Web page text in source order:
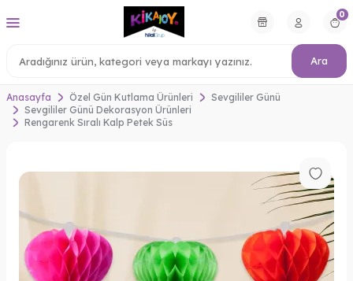
Ara
0
Anasayfa Özel Gün Kutlama Ürünleri
Sevgililer Günü
Sevgililer Günü Dekorasyon Ürünleri
Rengarenk Sıralı Kalp Petek Süs